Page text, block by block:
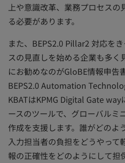
上や意識改革、業務プロセスの
る必要があります。
また、BEPS2.0 Pillar2 対応を
スの見直しを始める企業も多く
にお勧めなのがGloBE情報申告
BEPS2.0 Automation
KBATはKPMG Digital Gate
ースのツールで、グローバルミ
作成を支援します。誰がどのよ
入力担当者の負担をどうやって
報の正確性をどのようにして担